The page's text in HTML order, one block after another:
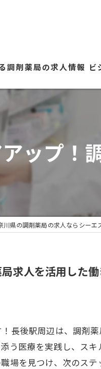
調剤薬局の求人情報 ビ
ップ！
川県の調剤薬局の求人ならシーエ
求人を活用した
長後駅周辺は、調剤
う医療を実践し、ス
場を見つけ、次のステ